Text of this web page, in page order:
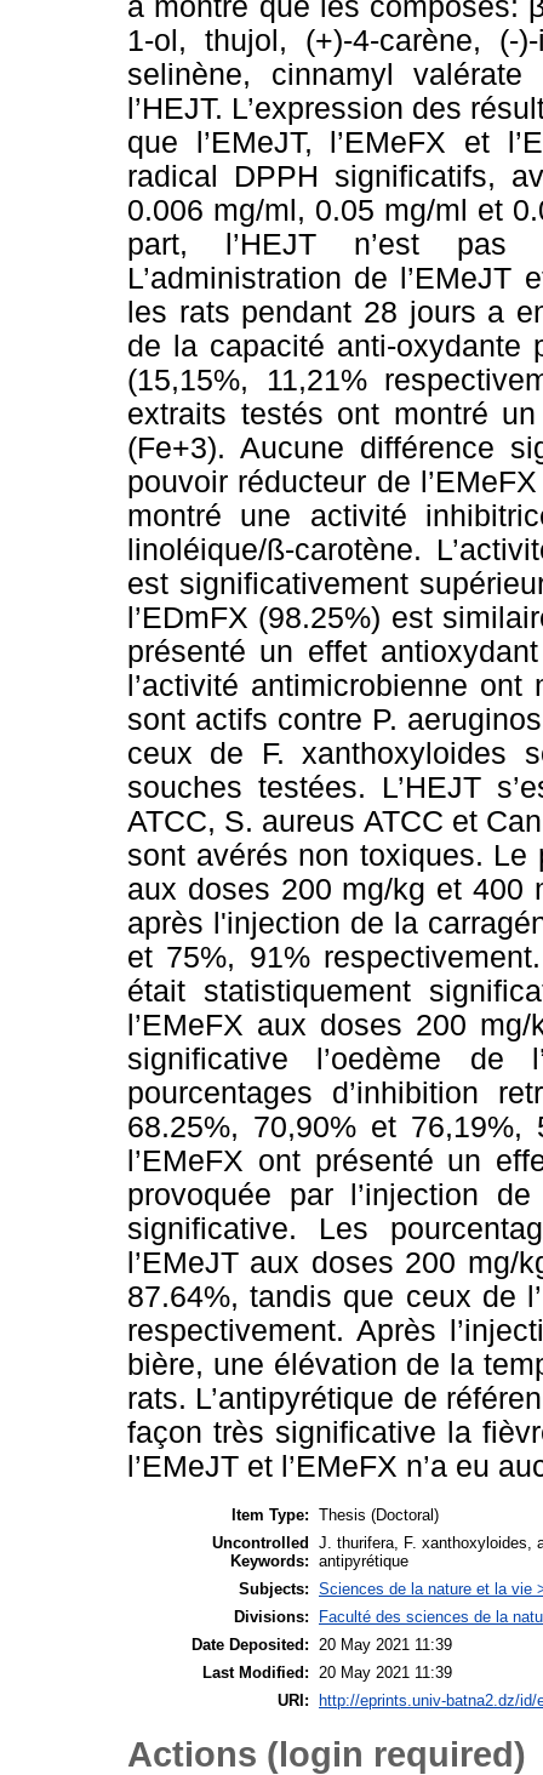
a montré que les composés:
1-ol, thujol, (+)-4-carène, (-
selinène, cinnamyl
l’HEJT. L’expression des
que l’EMeJT, l’EMeFX et
radical DPPH significatifs,
0.006 mg/ml, 0.05 mg/ml et
part, l’HEJT n’est pas
L’administration de
les rats pendant 28 jours a
de la capacité anti-oxydante
(15,15%, 11,21%
extraits testés ont montré
(Fe+3). Aucune différence
pouvoir réducteur de
montré une activité
linoléique/ß-carotène.
est significativement
l’EDmFX (98.25%) est
présenté un effet
l’activité antimicrobienne
sont actifs contre P.
ceux de F. xanthoxyloides
souches testées. L’HEJT
ATCC, S. aureus ATCC et
sont avérés non toxiques.
aux doses 200 mg/kg et 400
après l'injection de la
et 75%, 91%
était statistiquement
l’EMeFX aux doses 200
significative l’oedème
pourcentages d’inhibition
68.25%, 70,90% et 76,19%,
l’EMeFX ont présenté un
provoquée par l’injection
significative. Les
l’EMeJT aux doses 200
87.64%, tandis que ceux de
respectivement. Après
bière, une élévation de la
rats. L’antipyrétique de
façon très significative la
l’EMeJT et l’EMeFX n’a eu
Item Type: Thesis (Doctoral)
Uncontrolled
Keywords:
J. thurifera, F. xanthoxyloides,
antipyrétique
Subjects: Sciences de la nature et la vie
Divisions:
Faculté des sciences de la
Date Deposited:
20 May 2021 11:39
Last Modified:
20 May 2021 11:39
URI:
http://eprints.univ-batna2.dz/id/
Actions (login required)